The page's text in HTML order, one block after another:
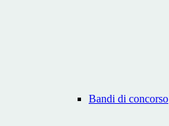
Bandi di concorso